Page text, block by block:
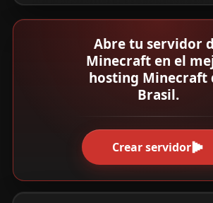
Abre tu servidor
Minecraft en el
hosting Minecraft
Brasil.
Crear servidor